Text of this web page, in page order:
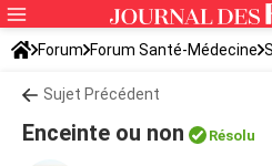
Forum Forum Santé-Médecine
Sujet Précédent
Enceinte ou non Résolu